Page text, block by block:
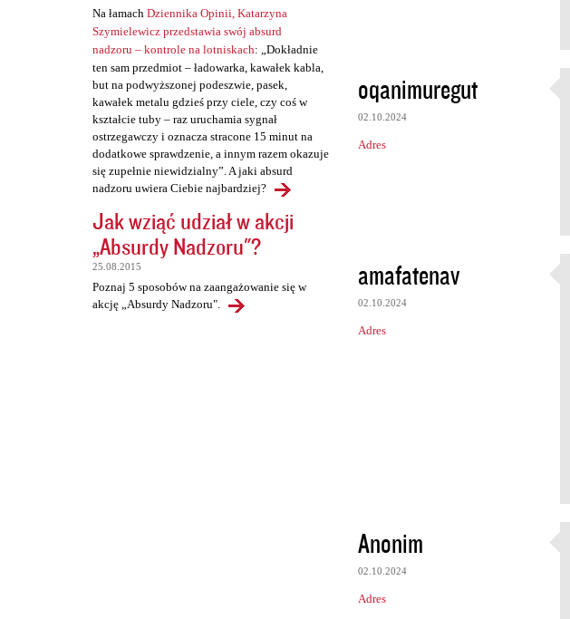
Na łamach Dziennika Opinii, Katarzyna
Szymielewicz przedstawia swój absurd
nadzoru – kontrole na lotniskach: „Dokładnie
ten sam przedmiot – ładowarka, kawałek kabla,
but na podwyższonej podeszwie, pasek,
kawałek metalu gdzieś przy ciele, czy coś w
kształcie tuby – raz uruchamia sygnał
ostrzegawczy i oznacza stracone 15 minut na
dodatkowe sprawdzenie, a innym razem okazuje
się zupełnie niewidzialny”. A jaki absurd
nadzoru uwiera Ciebie najbardziej?
Jak wziąć udział w akcji
„Absurdy Nadzoru"?
25.08.2015
Poznaj 5 sposobów na zaangażowanie się w
akcję „Absurdy Nadzoru".
oqanimuregut
02.10.2024
Adres
amafatenav
02.10.2024
Adres
Anonim
02.10.2024
Adres